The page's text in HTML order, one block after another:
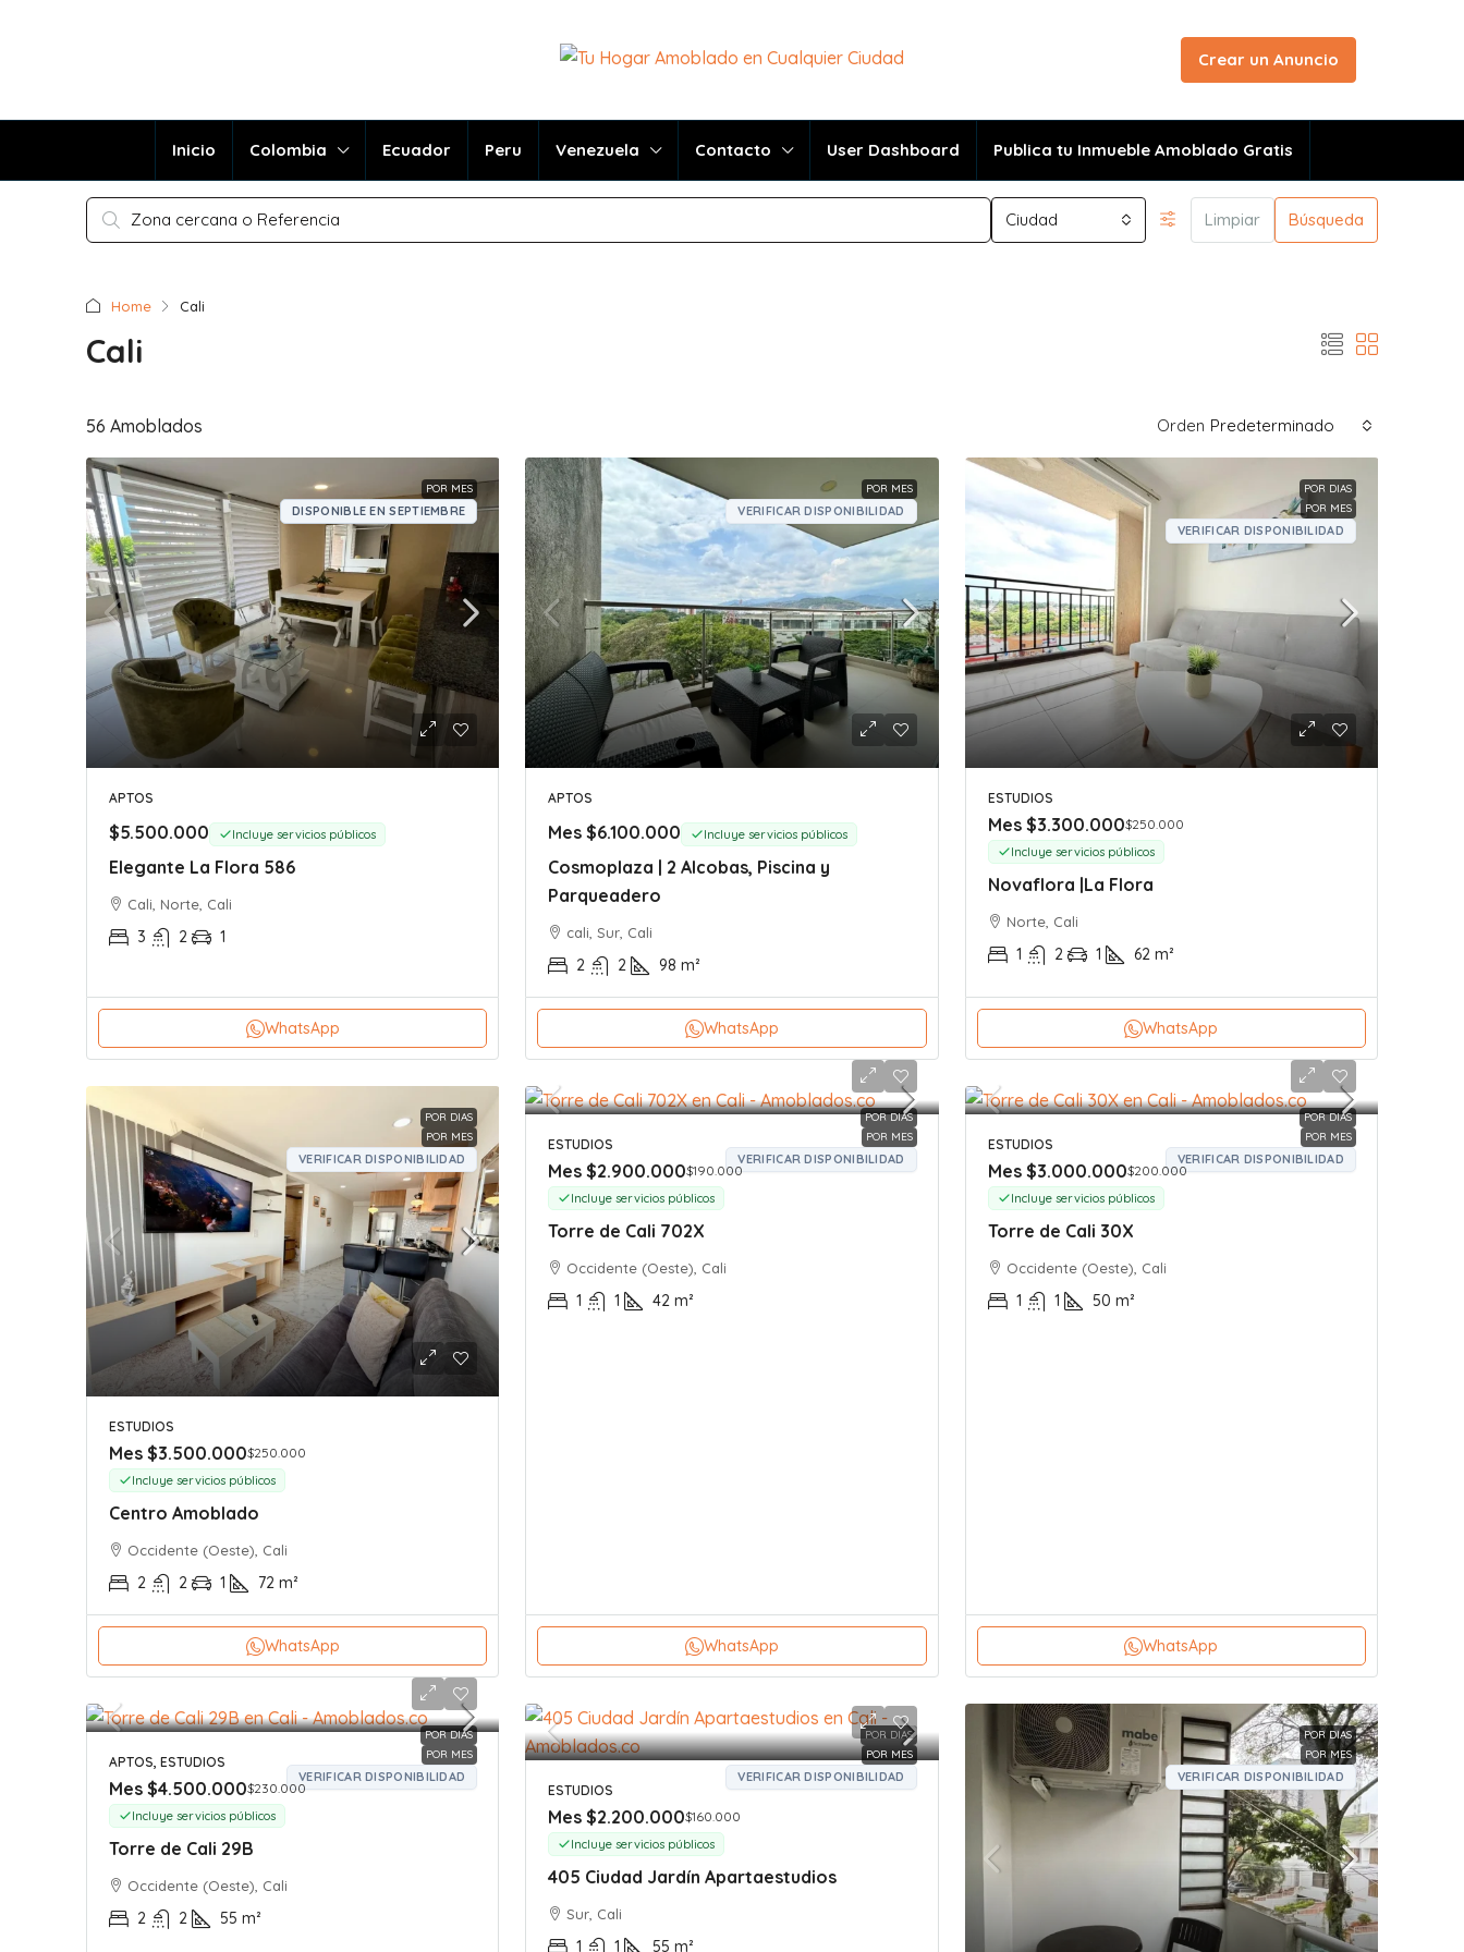
Crear un Anuncio
Inicio Colombia Ecuador Peru Venezuela Contacto User Dashboard Publica tu Inmueble Amoblado Gratis
Ciudad Limpiar Búsqueda
Home Cali
Cali
56 Amoblados Orden Predeterminado
POR MES
DISPONIBLE EN SEPTIEMBRE
APTOS
$5.500.000 Incluye servicios públicos
Elegante La Flora 586
Cali, Norte, Cali
3 2 1
WhatsApp
POR MES
VERIFICAR DISPONIBILIDAD
APTOS
Mes$6.100.000 Incluye servicios públicos
Cosmoplaza | 2 Alcobas, Piscina y
Parqueadero
cali, Sur, Cali
2 2 98 m²
WhatsApp
POR DIAS
POR MES
VERIFICAR DISPONIBILIDAD
ESTUDIOS
Mes $3.300.000$250.000
Incluye servicios públicos
Novaflora |La Flora
Norte, Cali
1 2 1 62 m²
WhatsApp
POR DIAS
POR MES
VERIFICAR DISPONIBILIDAD
ESTUDIOS
Mes $3.500.000$250.000
Incluye servicios públicos
Centro Amoblado
Occidente (Oeste), Cali
2 2 1 72 m²
WhatsApp
POR DIAS
POR MES
VERIFICAR DISPONIBILIDAD
ESTUDIOS
Mes$2.900.000$190.000
Incluye servicios públicos
Torre de Cali 702X
Occidente (Oeste), Cali
1 1 42 m²
WhatsApp
POR DIAS
POR MES
VERIFICAR DISPONIBILIDAD
ESTUDIOS
Mes $3.000.000$200.000
Incluye servicios públicos
Torre de Cali 30X
Occidente (Oeste), Cali
1 1 50 m²
WhatsApp
POR DIAS
POR MES
VERIFICAR DISPONIBILIDAD
APTOS, ESTUDIOS
Mes $4.500.000$230.000
Incluye servicios públicos
Torre de Cali 29B
Occidente (Oeste), Cali
2 2 55 m²
POR DIAS
POR MES
VERIFICAR DISPONIBILIDAD
ESTUDIOS
Mes$2.200.000$160.000
Incluye servicios públicos
405 Ciudad Jardín Apartaestudios
Sur, Cali
1 1 55 m²
POR DIAS
POR MES
VERIFICAR DISPONIBILIDAD